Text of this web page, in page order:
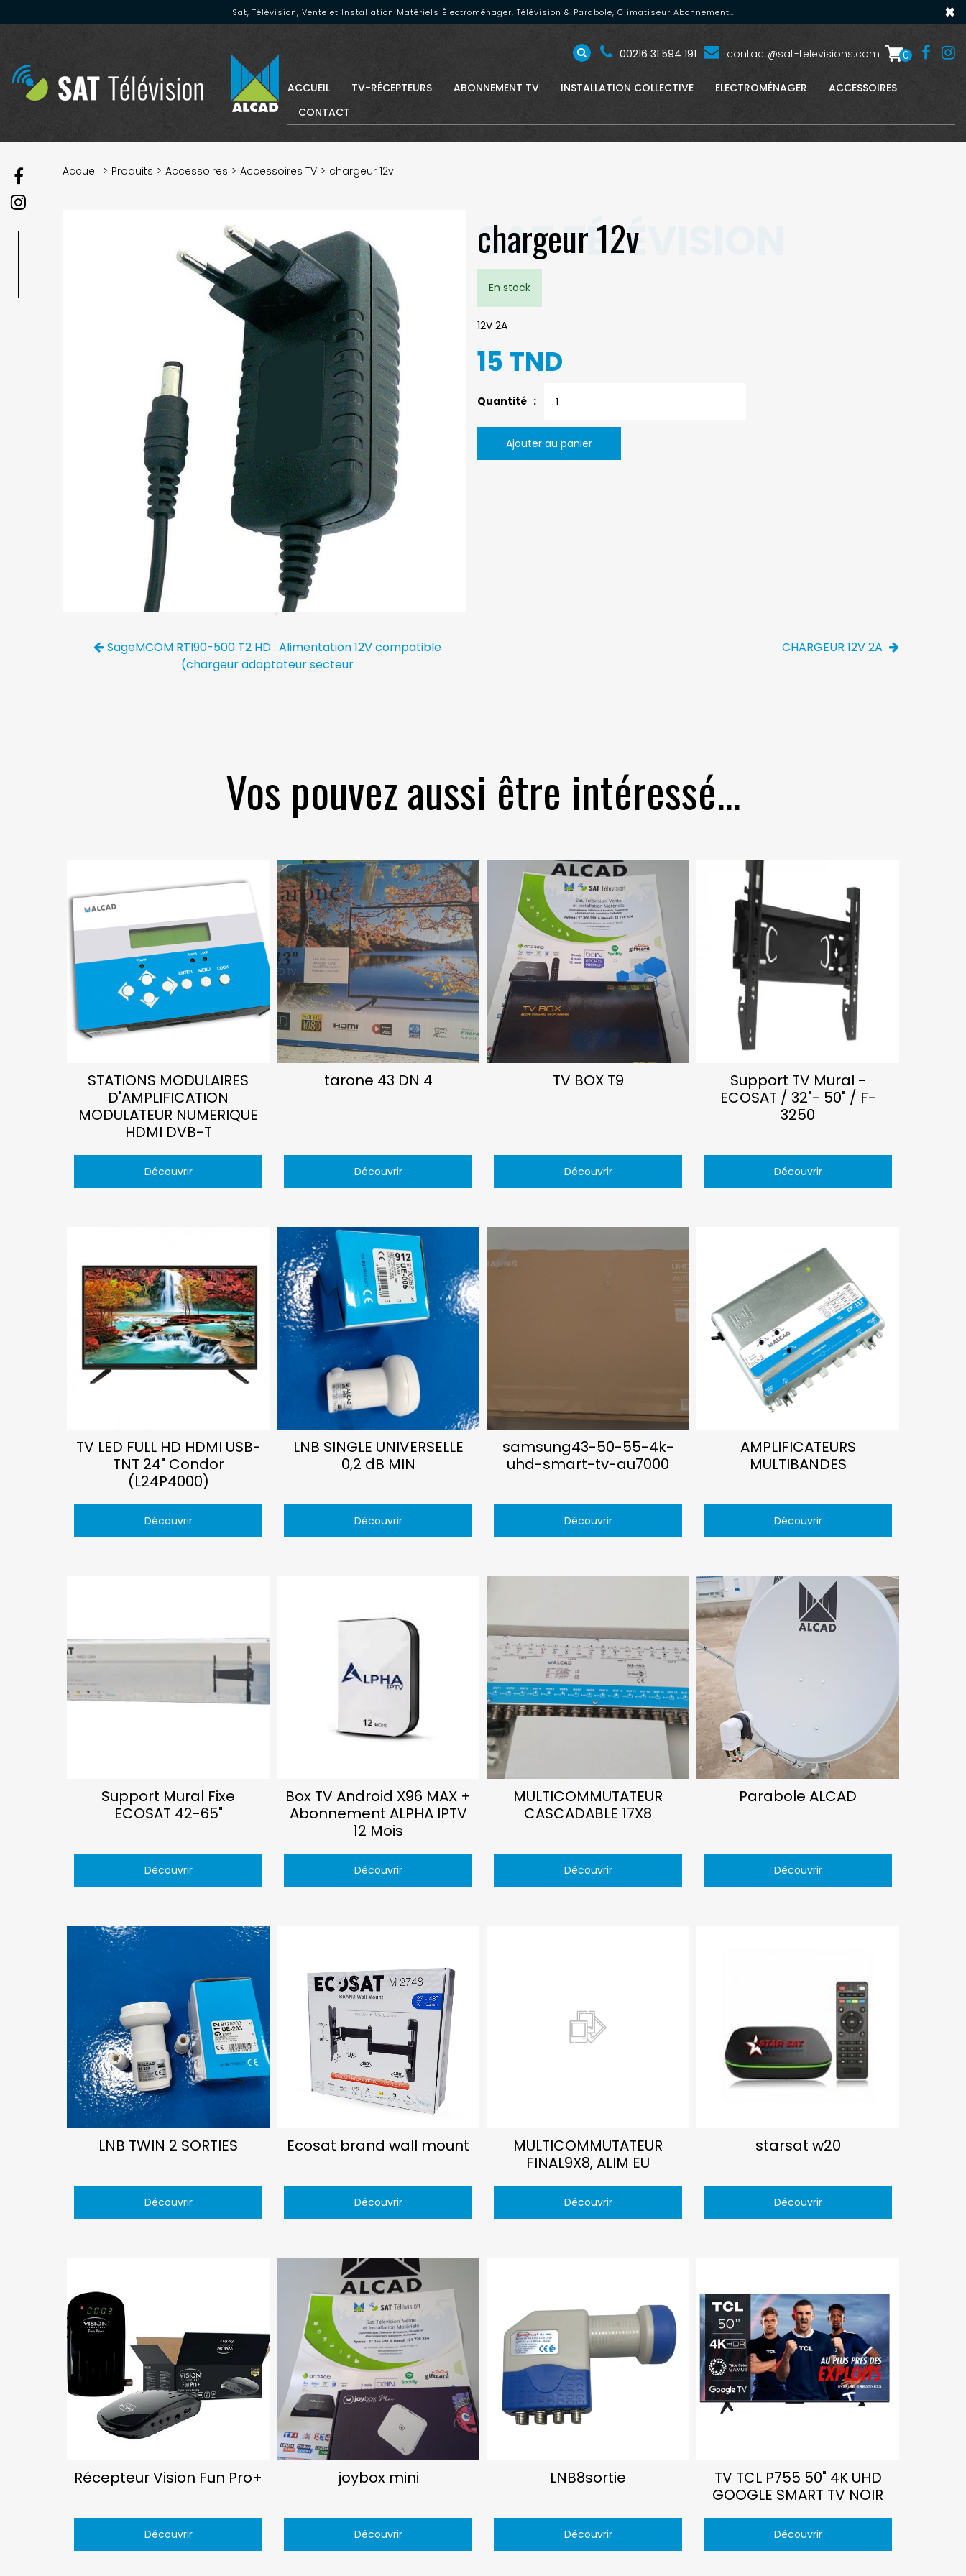
Sat, Télévision, Vente et Installation Matériels Électroménager, Télévision & Parabole, Climatiseur Abonnement… ×
00216 31 594 191 contact@sat-televisions.com 0
ACCUEIL TV-RÉCEPTEURS ABONNEMENT TV INSTALLATION COLLECTIVE ELECTROMÉNAGER
ACCESSOIRES
CONTACT
Accueil Produits Accessoires Accessoires TV chargeur 12v
chargeur 12v
En stock
12V 2A
15 TND
Quantité :
Ajouter au panier
SageMCOM RTI90-500 T2 HD : Alimentation 12V compatible
(chargeur adaptateur secteur
CHARGEUR 12V 2A
Vos pouvez aussi être intéressé...
STATIONS MODULAIRES
D'AMPLIFICATION
MODULATEUR NUMERIQUE
HDMI DVB-T
Découvrir
tarone 43 DN 4
Découvrir
TV BOX T9
Découvrir
Support TV Mural -
ECOSAT / 32"- 50" / F-
3250
Découvrir
TV LED FULL HD HDMI USB-
TNT 24" Condor
(L24P4000)
Découvrir
LNB SINGLE UNIVERSELLE
0,2 dB MIN
Découvrir
samsung43-50-55-4k-
uhd-smart-tv-au7000
Découvrir
AMPLIFICATEURS
MULTIBANDES
Découvrir
Support Mural Fixe
ECOSAT 42-65"
Découvrir
Box TV Android X96 MAX +
Abonnement ALPHA IPTV
12 Mois
Découvrir
MULTICOMMUTATEUR
CASCADABLE 17X8
Découvrir
Parabole ALCAD
Découvrir
LNB TWIN 2 SORTIES
Découvrir
Ecosat brand wall mount
Découvrir
MULTICOMMUTATEUR
FINAL9X8, ALIM EU
Découvrir
starsat w20
Découvrir
Récepteur Vision Fun Pro+
Découvrir
joybox mini
Découvrir
LNB8sortie
Découvrir
TV TCL P755 50" 4K UHD
GOOGLE SMART TV NOIR
Découvrir